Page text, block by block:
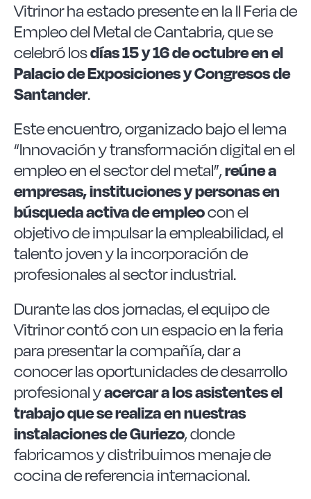
Instrucciones de seguridad
FAQ
Contacto
Vitrinor ha estado presente en la II Feria de
Empleo del Metal de Cantabria, que se
celebró losdías 15 y 16 de octubre en el
Palacio de Exposiciones y Congresos de
Santander.
Este encuentro, organizado bajo el lema
“Innovación y transformación digital en el
empleo en el sector del metal”,reúne a
empresas, instituciones y personas en
búsqueda activa de empleocon el
objetivo de impulsar la empleabilidad, el
talento joven y la incorporación de
profesionales al sector industrial.
Durante las dos jornadas, el equipo de
Vitrinor contó con un espacio en la feria
para presentar la compañía, dar a
conocer las oportunidades de desarrollo
profesional yacercar a los asistentes el
trabajo que se realiza en nuestras
instalaciones de Guriezo, donde
fabricamos y distribuimos menaje de
cocina de referencia internacional.